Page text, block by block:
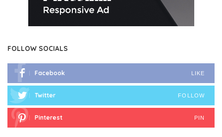
FOLLOW SOCIALS
Facebook LIKE
Twitter FOLLOW
Pinterest PIN